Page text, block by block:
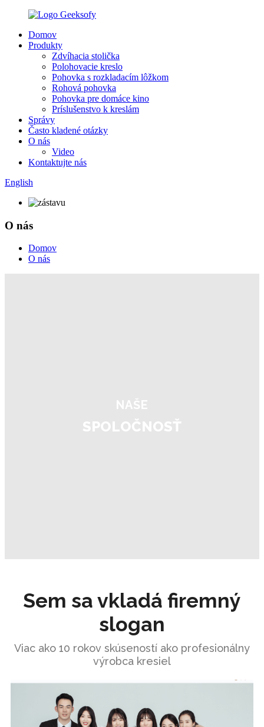
Domov
Produkty
Zdvíhacia stolička
Polohovacie kreslo
Pohovka s rozkladacím lôžkom
Rohová pohovka
Pohovka pre domáce kino
Príslušenstvo k kreslám
Správy
Často kladené otázky
O nás
Video
Kontaktujte nás
English
O nás
Domov
O nás
NAŠE
SPOLOČNOSŤ
Sem sa vkladá firemný
slogan
Viac ako 10 rokov skúseností ako profesionálny
výrobca kresiel